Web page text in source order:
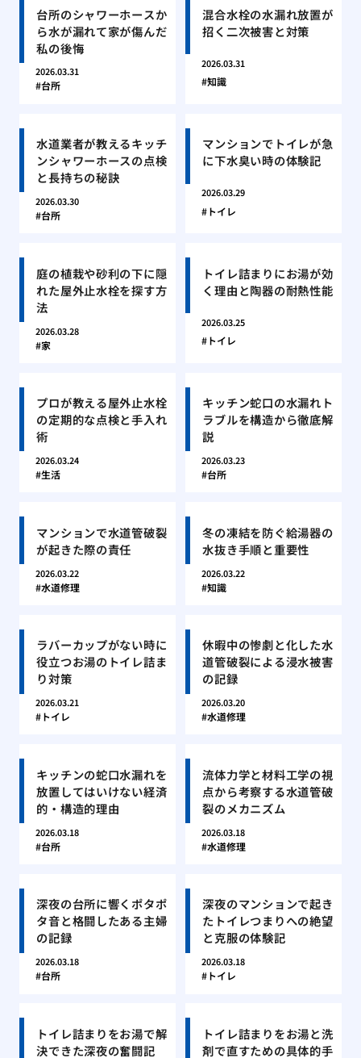
台所のシャワーホースか
ら水が漏れて家が傷んだ
私の後悔
2026.03.31
台所
混合水栓の水漏れ放置が
招く二次被害と対策
2026.03.31
知識
水道業者が教えるキッチ
ンシャワーホースの点検
と長持ちの秘訣
2026.03.30
台所
マンションでトイレが急
に下水臭い時の体験記
2026.03.29
トイレ
庭の植栽や砂利の下に隠
れた屋外止水栓を探す方
法
2026.03.28
家
トイレ詰まりにお湯が効
く理由と陶器の耐熱性能
2026.03.25
トイレ
プロが教える屋外止水栓
の定期的な点検と手入れ
術
2026.03.24
生活
キッチン蛇口の水漏れト
ラブルを構造から徹底解
説
2026.03.23
台所
マンションで水道管破裂
が起きた際の責任
2026.03.22
水道修理
冬の凍結を防ぐ給湯器の
水抜き手順と重要性
2026.03.22
知識
ラバーカップがない時に
役立つお湯のトイレ詰ま
り対策
2026.03.21
トイレ
休暇中の惨劇と化した水
道管破裂による浸水被害
の記録
2026.03.20
水道修理
キッチンの蛇口水漏れを
放置してはいけない経済
的・構造的理由
2026.03.18
台所
流体力学と材料工学の視
点から考察する水道管破
裂のメカニズム
2026.03.18
水道修理
深夜の台所に響くポタポ
タ音と格闘したある主婦
の記録
2026.03.18
台所
深夜のマンションで起き
たトイレつまりへの絶望
と克服の体験記
2026.03.18
トイレ
トイレ詰まりをお湯で解
決できた深夜の奮闘記
トイレ詰まりをお湯と洗
剤で直すための具体的手